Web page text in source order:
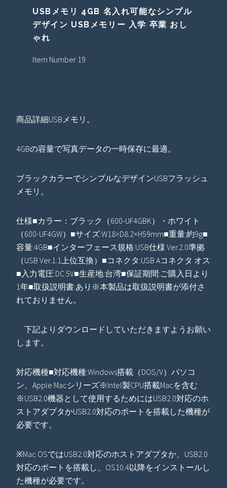
USBメモリ 4GB 名入れ可能なシンプル
デザイン USBメモリー 入学 卒業 おし
ゃれ
Item Number 19
商品詳細USBメモリ。
4GBの容量で写真データの一時保存に最適。
ブラックカラーでシンプルなデザインUSBフラッシュ
メモリ。
仕様■カラー：ブラック（600-UF4GBK）・ホワイト
（600-UF4GW）■サイズ:W18×D8.2×H59mm■重量:約9g■
容量:4GB■インターフェース規格:USB仕様 Ver.2.0準拠
（USB Ver.1.1上位互換）■コネクタ:USB Aコネクタ オス
■入力電圧:DC 5V■生産地:台湾■保証期間:ご購入日より
1年■取扱説明書:あり※本製品は取扱説明書が添付さ
れておりません。
下記よりダウンロードしていただきますようお願い
します。
対応機種■対応機種:Windows搭載（DOS/V）パソコ
ン、Apple Macシリーズ※Intel製CPU搭載Macを含む
※USB2.0機器として使用するためにはUSB2.0対応のホ
ストアダプタかUSB2.0対応のポートを搭載した機種が
必要です。
※Mac OSではUSB2.0対応のホストアダプタか、USB2.0
対応のポートを搭載し、OS10.4以降をインストールし
た機種が必要です。